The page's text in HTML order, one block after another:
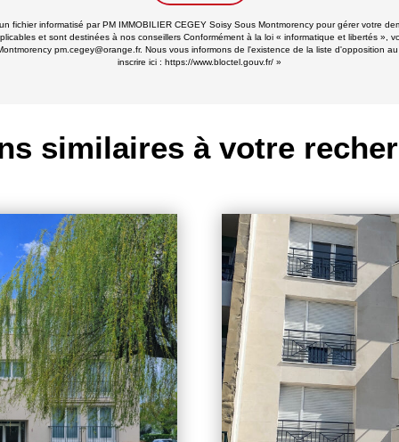
fichier informatisé par PM IMMOBILIER CEGEY Soisy Sous Montmorency pour gérer votre
et sont destinées à nos conseillers Conformément à la loi « informatique et libertés »,
pm.cegey@orange.fr. Nous vous informons de l'existence de la liste d'opposition
inscrire ici : https://www.bloctel.gouv.fr/ »
similaires à votre